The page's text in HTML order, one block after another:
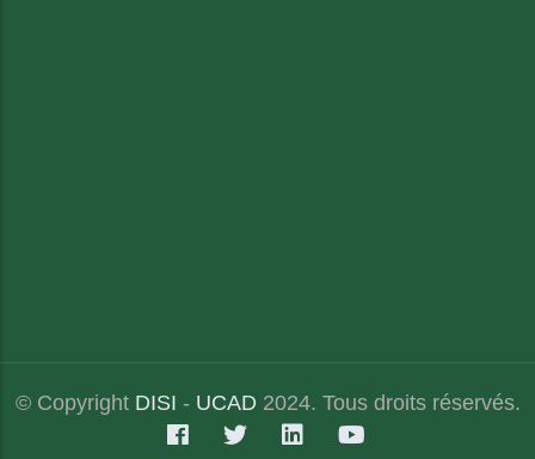
© Copyright DISI - UCAD 2024. Tous droits réservés.